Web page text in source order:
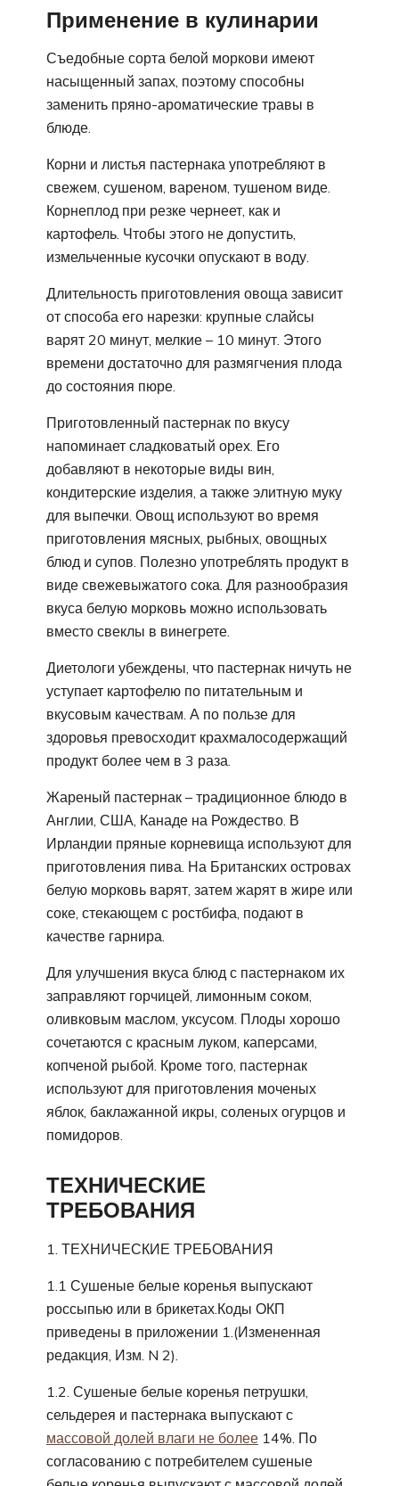
Применение в кулинарии
Съедобные сорта белой моркови имеют
насыщенный запах, поэтому способны
заменить пряно-ароматические травы в
блюде.
Корни и листья пастернака употребляют в
свежем, сушеном, вареном, тушеном виде.
Корнеплод при резке чернеет, как и
картофель. Чтобы этого не допустить,
измельченные кусочки опускают в воду.
Длительность приготовления овоща зависит
от способа его нарезки: крупные слайсы
варят 20 минут, мелкие – 10 минут. Этого
времени достаточно для размягчения плода
до состояния пюре.
Приготовленный пастернак по вкусу
напоминает сладковатый орех. Его
добавляют в некоторые виды вин,
кондитерские изделия, а также элитную муку
для выпечки. Овощ используют во время
приготовления мясных, рыбных, овощных
блюд и супов. Полезно употреблять продукт в
виде свежевыжатого сока. Для разнообразия
вкуса белую морковь можно использовать
вместо свеклы в винегрете.
Диетологи убеждены, что пастернак ничуть не
уступает картофелю по питательным и
вкусовым качествам. А по пользе для
здоровья превосходит крахмалосодержащий
продукт более чем в 3 раза.
Жареный пастернак – традиционное блюдо в
Англии, США, Канаде на Рождество. В
Ирландии пряные корневища используют для
приготовления пива. На Британских островах
белую морковь варят, затем жарят в жире или
соке, стекающем с ростбифа, подают в
качестве гарнира.
Для улучшения вкуса блюд с пастернаком их
заправляют горчицей, лимонным соком,
оливковым маслом, уксусом. Плоды хорошо
сочетаются с красным луком, каперсами,
копченой рыбой. Кроме того, пастернак
используют для приготовления моченых
яблок, баклажанной икры, соленых огурцов и
помидоров.
ТЕХНИЧЕСКИЕ
ТРЕБОВАНИЯ
1. ТЕХНИЧЕСКИЕ ТРЕБОВАНИЯ
1.1 Сушеные белые коренья выпускают
россыпью или в брикетах.Коды ОКП
приведены в приложении 1.(Измененная
редакция, Изм. N 2).
1.2. Сушеные белые коренья петрушки,
сельдерея и пастернака выпускают с
массовой долей влаги не более 14%. По
согласованию с потребителем сушеные